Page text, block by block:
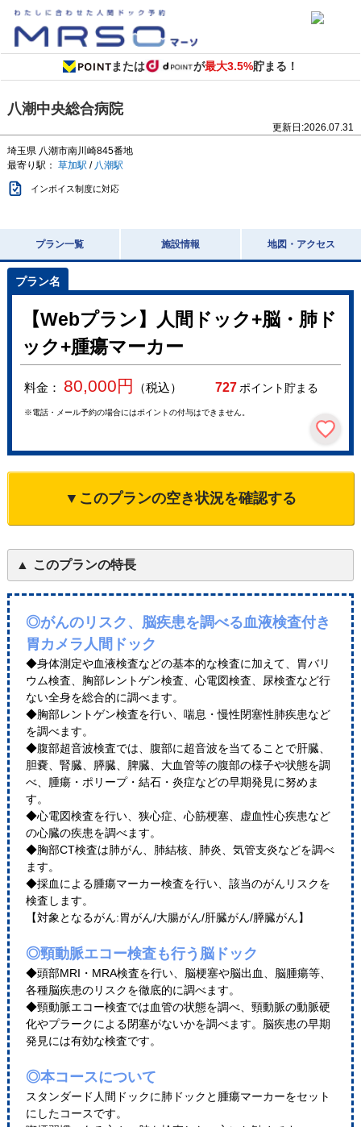
または が最大3.5%貯まる！
八潮中央総合病院
更新日:2026.07.31
埼玉県 八潮市南川崎845番地
最寄り駅： 草加駅 / 八潮駅
インボイス制度に対応
プラン一覧 施設情報 地図・アクセス
【Webプラン】人間ドック+脳・肺ド
ック+腫瘍マーカー
料金： 80,000円 （税込） 727ポイント貯まる
※電話・メール予約の場合にはポイントの付与はできません。
▼このプランの空き状況を確認する
このプランの特長
◎がんのリスク、脳疾患を調べる血液検査付き
胃カメラ人間ドック
◆身体測定や血液検査などの基本的な検査に加えて、胃バリ
ウム検査、胸部レントゲン検査、心電図検査、尿検査など行
ない全身を総合的に調べます。
◆胸部レントゲン検査を行い、喘息・慢性閉塞性肺疾患など
を調べます。
◆腹部超音波検査では、腹部に超音波を当てることで肝臓、
胆嚢、腎臓、膵臓、脾臓、大血管等の腹部の様子や状態を調
べ、腫瘍・ポリープ・結石・炎症などの早期発見に努めま
す。
◆心電図検査を行い、狭心症、心筋梗塞、虚血性心疾患など
の心臓の疾患を調べます。
◆胸部CT検査は肺がん、肺結核、肺炎、気管支炎などを調べ
ます。
◆採血による腫瘍マーカー検査を行い、該当のがんリスクを
検査します。
【対象となるがん:胃がん/大腸がん/肝臓がん/膵臓がん】
◎頸動脈エコー検査も行う脳ドック
◆頭部MRI・MRA検査を行い、脳梗塞や脳出血、脳腫瘍等、
各種脳疾患のリスクを徹底的に調べます。
◆頸動脈エコー検査では血管の状態を調べ、頸動脈の動脈硬
化やプラークによる閉塞がないかを調べます。脳疾患の早期
発見には有効な検査です。
◎本コースについて
スタンダード人間ドックに肺ドックと腫瘍マーカーをセット
にしたコースです。